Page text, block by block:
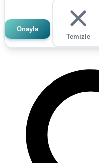
Onayla
Temizle